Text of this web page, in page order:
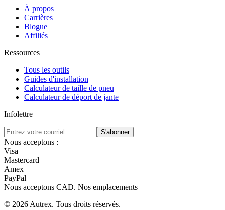
À propos
Carrières
Blogue
Affiliés
Ressources
Tous les outils
Guides d'installation
Calculateur de taille de pneu
Calculateur de déport de jante
Infolettre
S'abonner
Nous acceptons :
Visa
Mastercard
Amex
PayPal
Nous acceptons CAD. Nos emplacements
© 2026 Autrex. Tous droits réservés.